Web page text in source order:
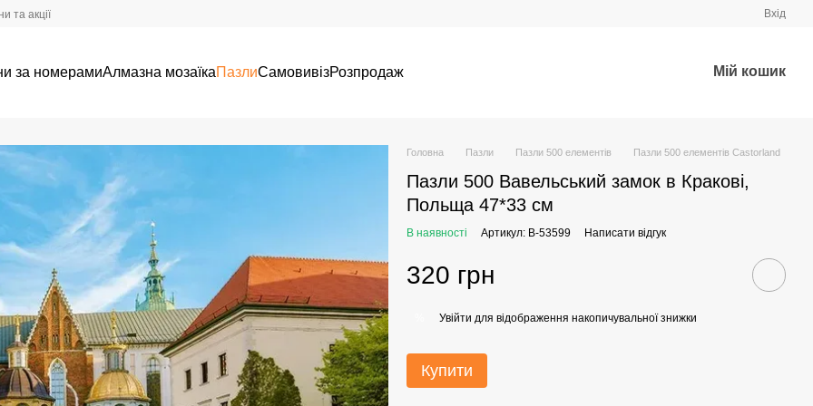
та акції Вхід
за номерамиАлмазна мозаїкаПазлиСамовивізРозпродаж Мій кошик
Головна Пазли Пазли 500 елементів Пазли 500 елементів Castorland
Пазли 500 Вавельський замок в Кракові,
Польща 47*33 см
В наявності Артикул: B-53599 Написати відгук
320 грн
Увійти для відображення накопичувальної знижки
Купити